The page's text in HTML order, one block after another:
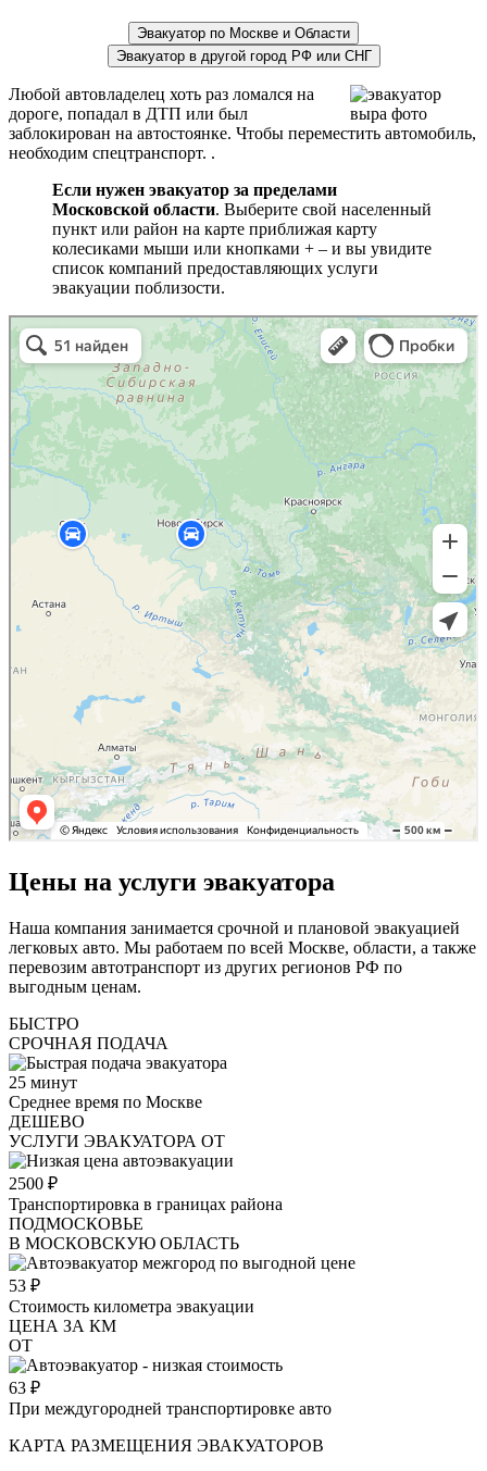
Эвакуатор по Москве и Области
Эвакуатор в другой город РФ или СНГ
Любой автовладелец хоть раз ломался на
дороге, попадал в ДТП или был
заблокирован на автостоянке. Чтобы переместить автомобиль,
необходим спецтранспорт. .
Если нужен эвакуатор за пределами
Московской области. Выберите свой населенный
пункт или район на карте приближая карту
колесиками мыши или кнопками + – и вы увидите
список компаний предоставляющих услуги
эвакуации поблизости.
эвакуаторы на карте
Волоколамск
Цены на услуги эвакуатора
Наша компания занимается срочной и плановой эвакуацией
легковых авто. Мы работаем по всей Москве, области, а также
перевозим автотранспорт из других регионов РФ по
выгодным ценам.
БЫСТРО
СРОЧНАЯ ПОДАЧА
25 минут
Среднее время по Москве
ДЕШЕВО
УСЛУГИ ЭВАКУАТОРА ОТ
2500 ₽
Транспортировка в границах района
ПОДМОСКОВЬЕ
В МОСКОВСКУЮ ОБЛАСТЬ
53 ₽
Стоимость километра эвакуации
ЦЕНА ЗА КМ
ОТ
63 ₽
При междугородней транспортировке авто
КАРТА РАЗМЕЩЕНИЯ ЭВАКУАТОРОВ